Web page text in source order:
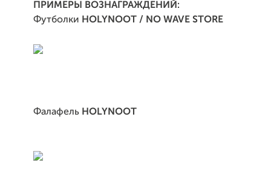
ПРИМЕРЫ ВОЗНАГРАЖДЕНИЙ:
Футболки HOLYNOOT / NO WAVE STORE
Фалафель HOLYNOOT